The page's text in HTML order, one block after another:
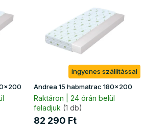
ingyenes szállítással
Andrea 15 habmatrac 180x200
Raktáron | 24 órán belül
feladjuk (1 db)
82 290 Ft